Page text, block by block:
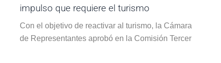
impulso que requiere el turismo
Con el objetivo de reactivar al turismo, la Cámara
de Representantes aprobó en la Comisión Tercer